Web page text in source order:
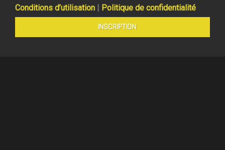
Conditions d’utilisation | Politique de confidentialité
INSCRIPTION